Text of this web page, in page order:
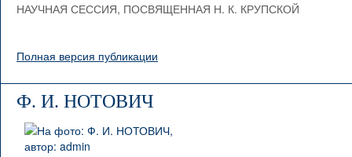
НАУЧНАЯ СЕССИЯ, ПОСВЯЩЕННАЯ Н. К. КРУПСКОЙ
Полная версия публикации
Ф. И. НОТОВИЧ